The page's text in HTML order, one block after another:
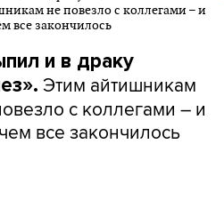
и в драку
Этим айтишникам
с коллегами – и
все закончилось